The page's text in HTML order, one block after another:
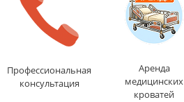
Профессиональная
консультация
Аренда
медицинских
кроватей